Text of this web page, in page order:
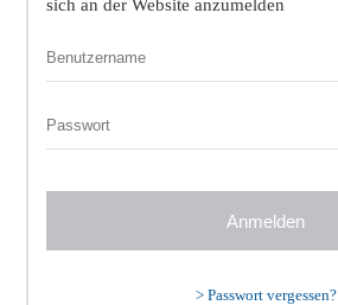
sich an der Website anzumelden
> Passwort vergessen?